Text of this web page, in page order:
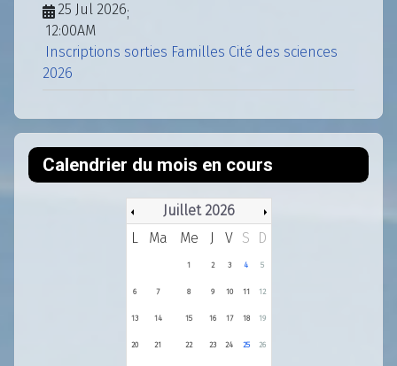
25 Jul 2026;
12:00AM
Inscriptions sorties Familles Cité des sciences
2026
Calendrier du mois en cours
Juillet 2026
L
Ma Me J V S D
1 2 3 4 5
6 7 8 9 10 11 12
13 14 15 16 17 18 19
20 21 22 23 24 25 26